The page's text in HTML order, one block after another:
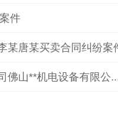
件
某唐某买卖合同纠纷案
佛山**机电设备有限公